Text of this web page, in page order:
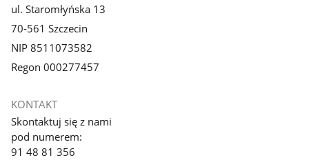
ul. Staromłyńska 13
70-561 Szczecin
NIP 8511073582
Regon 000277457
KONTAKT
Skontaktuj się z nami
pod numerem:
91 48 81 356